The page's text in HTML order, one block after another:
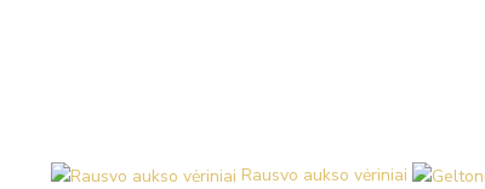
Rausvo aukso vėriniai